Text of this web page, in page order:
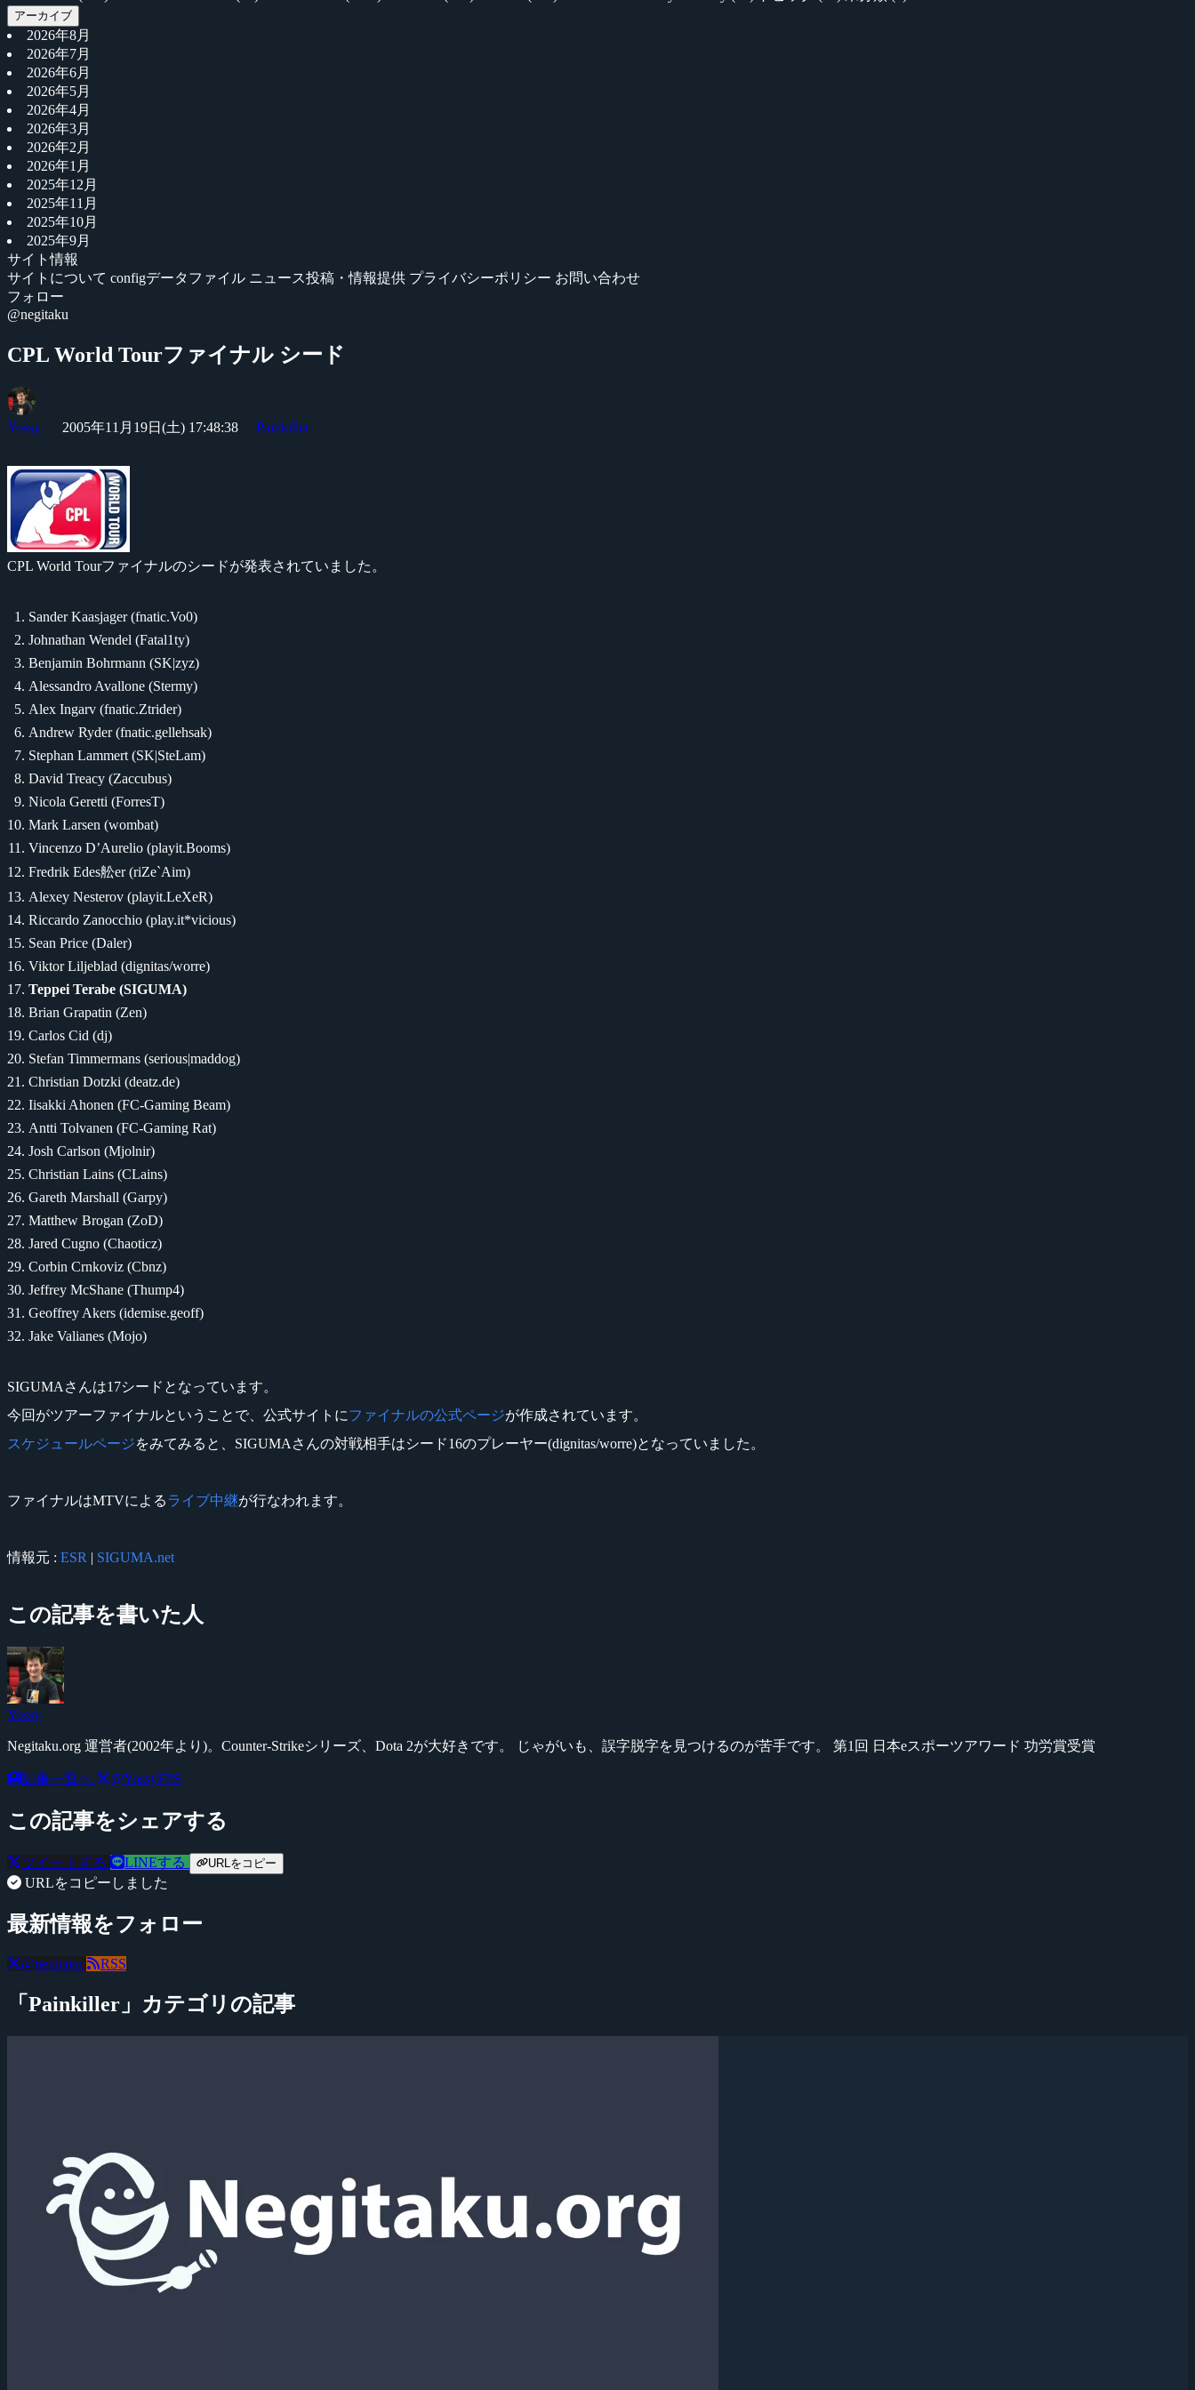
アーカイブ
2026年8月
2026年7月
2026年6月
2026年5月
2026年4月
2026年3月
2026年2月
2026年1月
2025年12月
2025年11月
2025年10月
2025年9月
サイト情報
サイトについて configデータファイル ニュース投稿・情報提供 プライバシーポリシー お問い合わせ
フォロー
@negitaku
CPL World Tourファイナル シード
Yossy 2005年11月19日(土) 17:48:38 Painkiller
CPL World Tourファイナルのシードが発表されていました。
Sander Kaasjager (fnatic.Vo0)
Johnathan Wendel (Fatal1ty)
Benjamin Bohrmann (SK|zyz)
Alessandro Avallone (Stermy)
Alex Ingarv (fnatic.Ztrider)
Andrew Ryder (fnatic.gellehsak)
Stephan Lammert (SK|SteLam)
David Treacy (Zaccubus)
Nicola Geretti (ForresT)
Mark Larsen (wombat)
Vincenzo D’Aurelio (playit.Booms)
Fredrik Edes舩er (riZe`Aim)
Alexey Nesterov (playit.LeXeR)
Riccardo Zanocchio (play.it*vicious)
Sean Price (Daler)
Viktor Liljeblad (dignitas/worre)
Teppei Terabe (SIGUMA)
Brian Grapatin (Zen)
Carlos Cid (dj)
Stefan Timmermans (serious|maddog)
Christian Dotzki (deatz.de)
Iisakki Ahonen (FC-Gaming Beam)
Antti Tolvanen (FC-Gaming Rat)
Josh Carlson (Mjolnir)
Christian Lains (CLains)
Gareth Marshall (Garpy)
Matthew Brogan (ZoD)
Jared Cugno (Chaoticz)
Corbin Crnkoviz (Cbnz)
Jeffrey McShane (Thump4)
Geoffrey Akers (idemise.geoff)
Jake Valianes (Mojo)
SIGUMAさんは17シードとなっています。
今回がツアーファイナルということで、公式サイトにファイナルの公式ページが作成されています。
スケジュールページをみてみると、SIGUMAさんの対戦相手はシード16のプレーヤー(dignitas/worre)となっていました。
ファイナルはMTVによるライブ中継が行なわれます。
情報元 : ESR | SIGUMA.net
この記事を書いた人
Yossy
Negitaku.org 運営者(2002年より)。Counter-Strikeシリーズ、Dota 2が大好きです。 じゃがいも、誤字脱字を見つけるのが苦手です。 第1回 日本eスポーツアワード 功労賞受賞
記事一覧へ @YossyFPS
この記事をシェアする
ツイートする LINEする URLをコピー
URLをコピーしました
最新情報をフォロー
@negitaku RSS
「Painkiller」カテゴリの記事